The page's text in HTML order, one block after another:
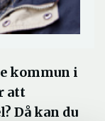
kommun i
att
Då kan du